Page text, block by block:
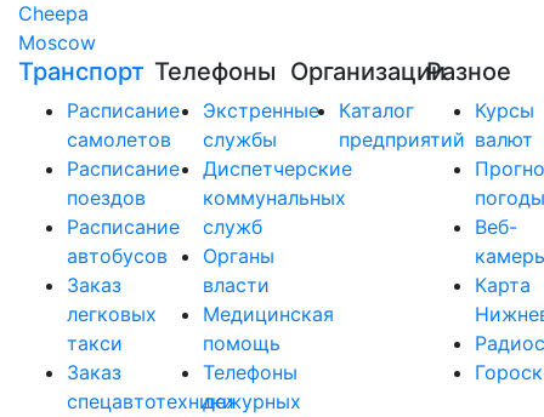
Cheepa
Moscow
Транспорт
Расписание
самолетов
Расписание
поездов
Расписание
автобусов
Заказ
легковых
такси
Заказ
спецавтотехники
Телефоны
Экстренные
службы
Диспетчерские
коммунальных
служб
Органы
власти
Медицинская
помощь
Телефоны
дежурных
Организации
Каталог
предприятий
Разное
Курсы
валют
погоды
Веб-
Карта